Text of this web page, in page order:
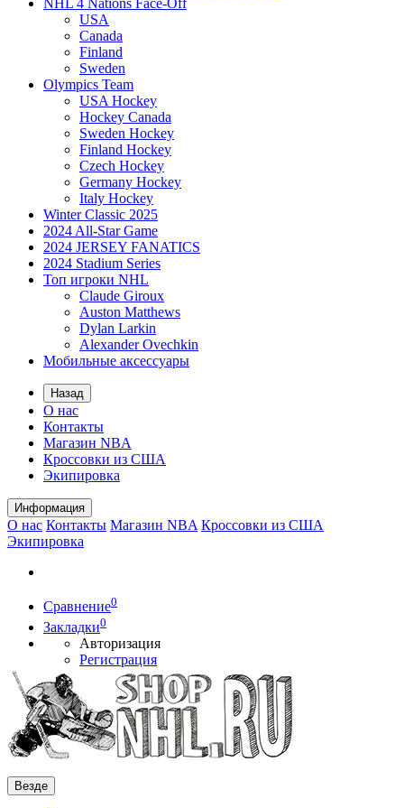
NHL 4 Nations Face-Off
USA
Canada
Finland
Sweden
Olympics Team
USA Hockey
Hockey Canada
Sweden Hockey
Finland Hockey
Czech Hockey
Germany Hockey
Italy Hockey
Winter Classic 2025
2024 All-Star Game
2024 JERSEY FANATICS
2024 Stadium Series
Топ игроки NHL
Claude Giroux
Auston Matthews
Dylan Larkin
Alexander Ovechkin
Мобильные аксессуары
Назад
О нас
Контакты
Магазин NBA
Кроссовки из США
Экипировка
Информация
О нас Контакты Магазин NBA Кроссовки из США
Экипировка
Сравнение0
Закладки0
Авторизация
Регистрация
Везде